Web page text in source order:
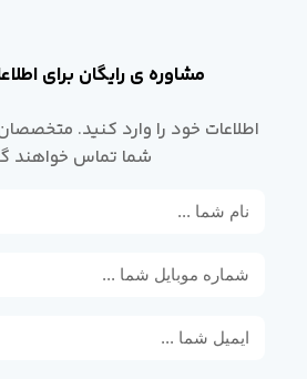
مشاوره ی رایگان برای
اطلاعات خود را وارد کنید.
شما تماس خواهند